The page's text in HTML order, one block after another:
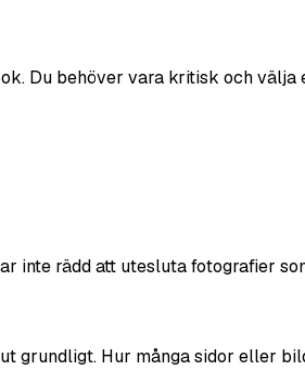
Du behöver vara kritisk och
inte rädd att utesluta fotografier
grundligt. Hur många sidor eller